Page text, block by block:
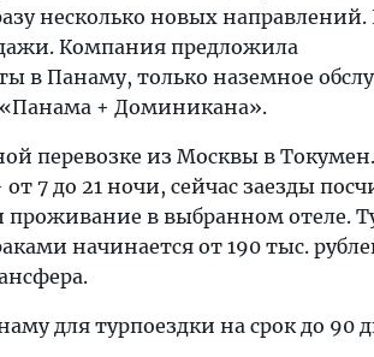
несколько новых направлений.
Компания предложила
в Панаму, только наземное
+ Доминикана».
перевозке из Москвы в Токумен.
7 до 21 ночи, сейчас заезды
проживание в выбранном отеле.
начинается от 190 тыс.
для турпоездки на срок до 90